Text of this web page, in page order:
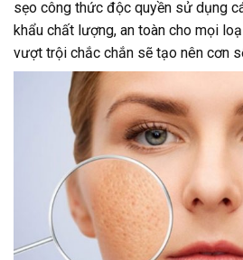
sẹo công thức độc quyền sử dụng
khẩu chất lượng, an toàn cho mọi
vượt trội chắc chắn sẽ tạo nên cơn